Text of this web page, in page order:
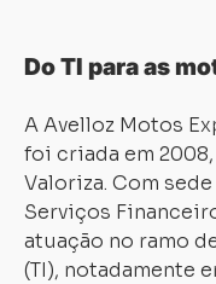
Do TI para as
A Avelloz Motos
foi criada em
Valoriza. Com sede
Serviços
atuação no ramo
(TI), notadamente